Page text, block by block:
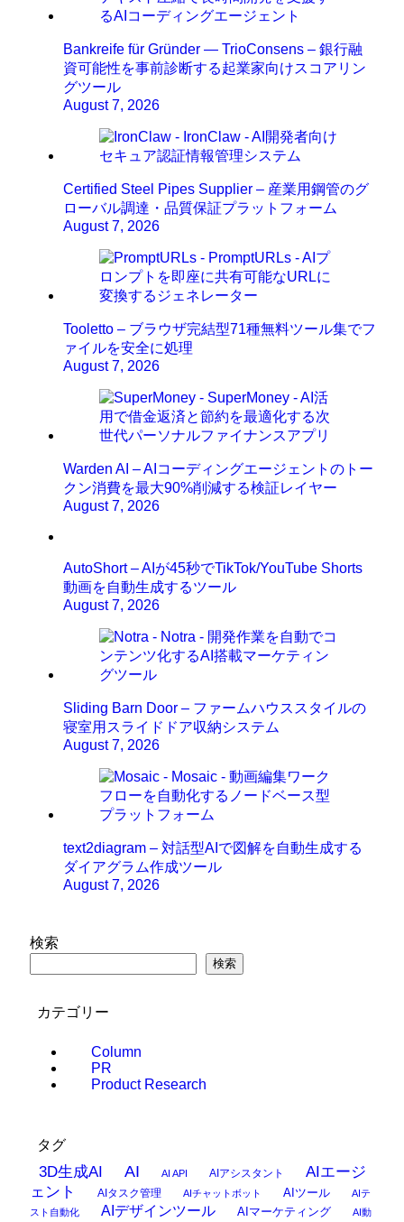
Bankreife für Gründer — TrioConsens – 銀行融
資可能性を事前診断する起業家向けスコアリン
グツール
August 7, 2026
Certified Steel Pipes Supplier – 産業用鋼管のグ
ローバル調達・品質保証プラットフォーム
August 7, 2026
Tooletto – ブラウザ完結型71種無料ツール集でフ
ァイルを安全に処理
August 7, 2026
Warden AI – AIコーディングエージェントのトー
クン消費を最大90%削減する検証レイヤー
August 7, 2026
AutoShort – AIが45秒でTikTok/YouTube Shorts
動画を自動生成するツール
August 7, 2026
Sliding Barn Door – ファームハウススタイルの
寝室用スライドドア収納システム
August 7, 2026
text2diagram – 対話型AIで図解を自動生成する
ダイアグラム作成ツール
August 7, 2026
検索
検索
カテゴリー
Column
PR
Product Research
タグ
3D生成AI AI AI API AIアシスタント
AIエージ
ェント
AIタスク管理 AIチャットボット AIツール
AIテ
スト自動化
AIデザインツール AIマーケティング AI動